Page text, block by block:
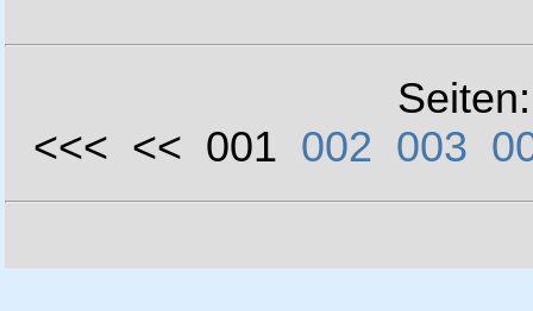
<<< << 001 002 003